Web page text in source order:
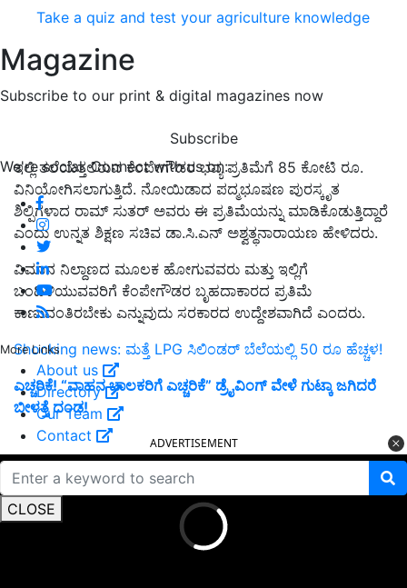
Take a quiz and test your agriculture knowledge
Magazine
Subscribe to our print & digital magazines now
Subscribe
We're social. Connect with us on:
More Links
About us
Directory
Our Team
Contact
CLOSE
ಇಲ್ಲಿ ತಲೆಯೆತ್ತಲಿರುವ ಕೆಂಪೇಗೌಡರ ಭವ್ಯ ಪ್ರತಿಮೆಗೆ 85 ಕೋಟಿ ರೂ.
ವಿನಿಯೋಗಿಸಲಾಗುತ್ತಿದೆ. ನೋಯಿಡಾದ ಪದ್ಮಭೂಷಣ ಪುರಸ್ಕೃತ
ಶಿಲ್ಪಿಗಳಾದ ರಾಮ್ ಸುತರ್ ಅವರು ಈ ಪ್ರತಿಮೆಯನ್ನು ಮಾಡಿಕೊಡುತ್ತಿದ್ದಾರೆ
ಎಂದು ಉನ್ನತ ಶಿಕ್ಷಣ ಸಚಿವ ಡಾ.ಸಿ.ಎನ್ ಅಶ್ವತ್ಥನಾರಾಯಣ ಹೇಳಿದರು.
ವಿಮಾನ ನಿಲ್ದಾಣದ ಮೂಲಕ ಹೋಗುವವರು ಮತ್ತು ಇಲ್ಲಿಗೆ
ಬಂದಿಳಿಯುವವರಿಗೆ ಕೆಂಪೇಗೌಡರ ಬೃಹದಾಕಾರದ ಪ್ರತಿಮೆ
ಕಾಣುವಂತಿರಬೇಕು ಎನ್ನುವುದು ಸರಕಾರದ ಉದ್ದೇಶವಾಗಿದೆ ಎಂದರು.
Shocking news: ಮತ್ತೆ LPG ಸಿಲಿಂಡರ್ ಬೆಲೆಯಲ್ಲಿ 50 ರೂ ಹೆಚ್ಚಳ!
ಎಚ್ಚರಿಕೆ! “ವಾಹನ ಚಾಲಕರಿಗೆ ಎಚ್ಚರಿಕೆ” ಡ್ರೈವಿಂಗ್ ವೇಳೆ ಗುಟ್ಕಾ ಜಗಿದರೆ
ಬೀಳತ್ತೆ ದಂಡ!
ADVERTISEMENT